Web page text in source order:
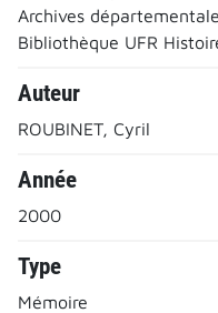
Archives
Bibliothèque UFR
Auteur
ROUBINET, Cyril
Année
2000
Type
Mémoire